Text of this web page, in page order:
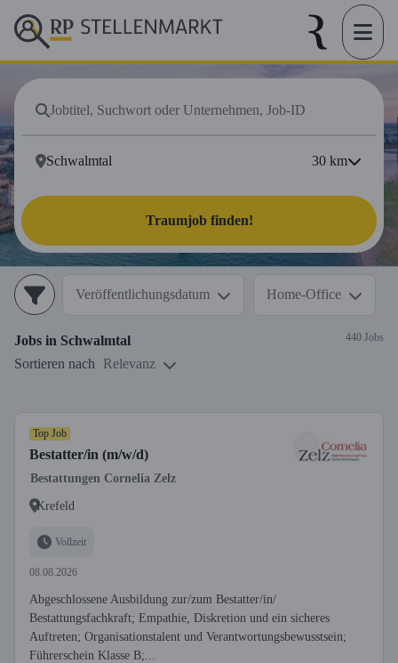
30 km
Traumjob finden!
Veröffentlichungsdatum Home-Office
Jobs in Schwalmtal 440 Jobs
Sortieren nach Relevanz
Top Job
Bestatter/in (m/w/d)
Bestattungen Cornelia Zelz
Krefeld
Vollzeit
08.08.2026
Abgeschlossene Ausbildung zur/zum Bestatter/in/
Bestattungsfachkraft; Empathie, Diskretion und ein sicheres
Auftreten; Organisationstalent und Verantwortungsbewusstsein;
Führerschein Klasse B;...